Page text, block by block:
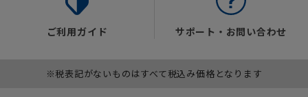
ご利用ガイド サポート・お問い合わせ
※税表記がないものはすべて税込み価格となります